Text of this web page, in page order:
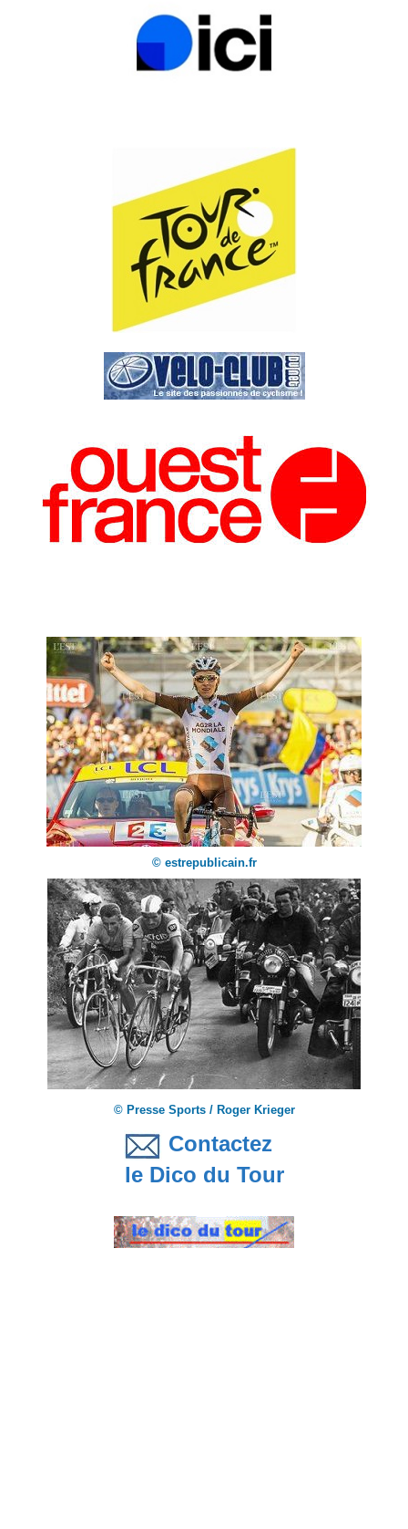
© estrepublicain.fr
© Presse Sports / Roger Krieger
Contactez
le Dico du Tour